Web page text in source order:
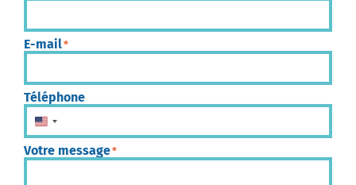
E-mail*
Téléphone
États-Unis +1
Votre message*